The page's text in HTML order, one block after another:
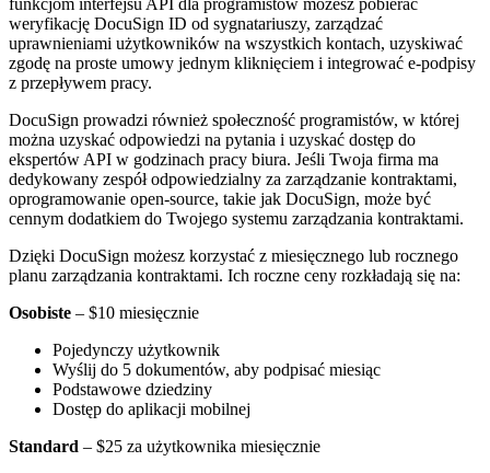
funkcjom interfejsu API dla programistów możesz pobierać
weryfikację DocuSign ID od sygnatariuszy, zarządzać
uprawnieniami użytkowników na wszystkich kontach, uzyskiwać
zgodę na proste umowy jednym kliknięciem i integrować e-podpisy
z przepływem pracy.
DocuSign prowadzi również społeczność programistów, w której
można uzyskać odpowiedzi na pytania i uzyskać dostęp do
ekspertów API w godzinach pracy biura. Jeśli Twoja firma ma
dedykowany zespół odpowiedzialny za zarządzanie kontraktami,
oprogramowanie open-source, takie jak DocuSign, może być
cennym dodatkiem do Twojego systemu zarządzania kontraktami.
Dzięki DocuSign możesz korzystać z miesięcznego lub rocznego
planu zarządzania kontraktami. Ich roczne ceny rozkładają się na:
Osobiste – $10 miesięcznie
Pojedynczy użytkownik
Wyślij do 5 dokumentów, aby podpisać miesiąc
Podstawowe dziedziny
Dostęp do aplikacji mobilnej
Standard – $25 za użytkownika miesięcznie